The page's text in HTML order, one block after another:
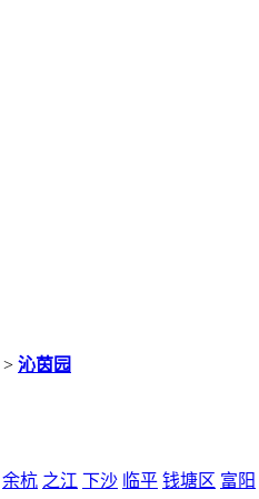
> 沁茵园
余杭 之江 下沙 临平 钱塘区 富阳